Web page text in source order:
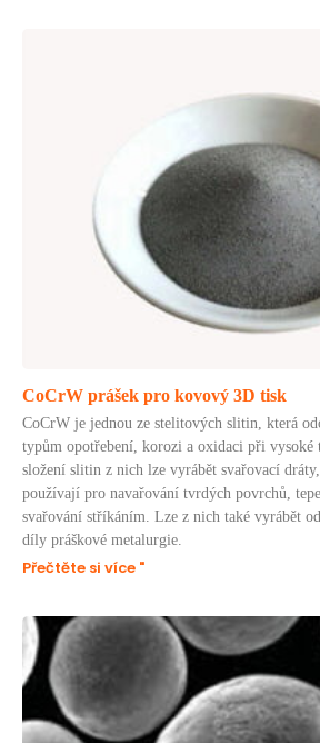
CoCrW prášek pro kovový 3D tisk
CoCrW je jednou ze stelitových slitin, která
typům opotřebení, korozi a oxidaci při vysoké
složení slitin z nich lze vyrábět svařovací
používají pro navařování tvrdých povrchů,
svařování stříkáním. Lze z nich také vyrábět
díly práškové metalurgie.
Přečtěte si více "